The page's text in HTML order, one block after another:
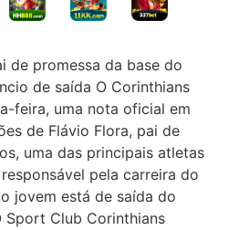
de promessa da base do
de saída O Corinthians
feira, uma nota oficial em
de Flávio Flora, pai de
uma das principais atletas
pela carreira do
jovem está de saída do
Sport Club Corinthians